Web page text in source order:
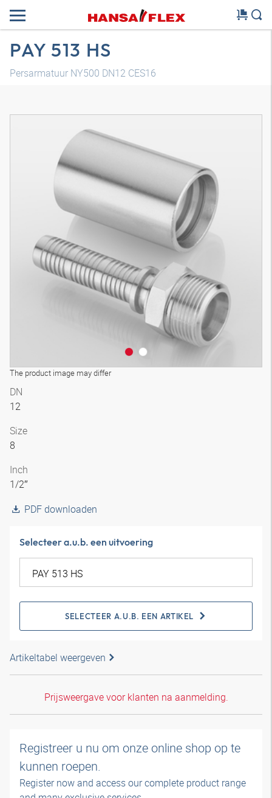
PAY 513 HS
Persarmatuur NY500 DN12 CES16
The product image may differ
DN
12
Size
8
Inch
1/2″
PDF downloaden
Selecteer a.u.b. een uitvoering
SELECTEER A.U.B. EEN ARTIKEL
Artikeltabel weergeven
Prijsweergave voor klanten na aanmelding.
Registreer u nu om onze online shop op te
kunnen roepen.
Register now and access our complete product range